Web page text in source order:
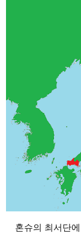
혼슈의 최서단에